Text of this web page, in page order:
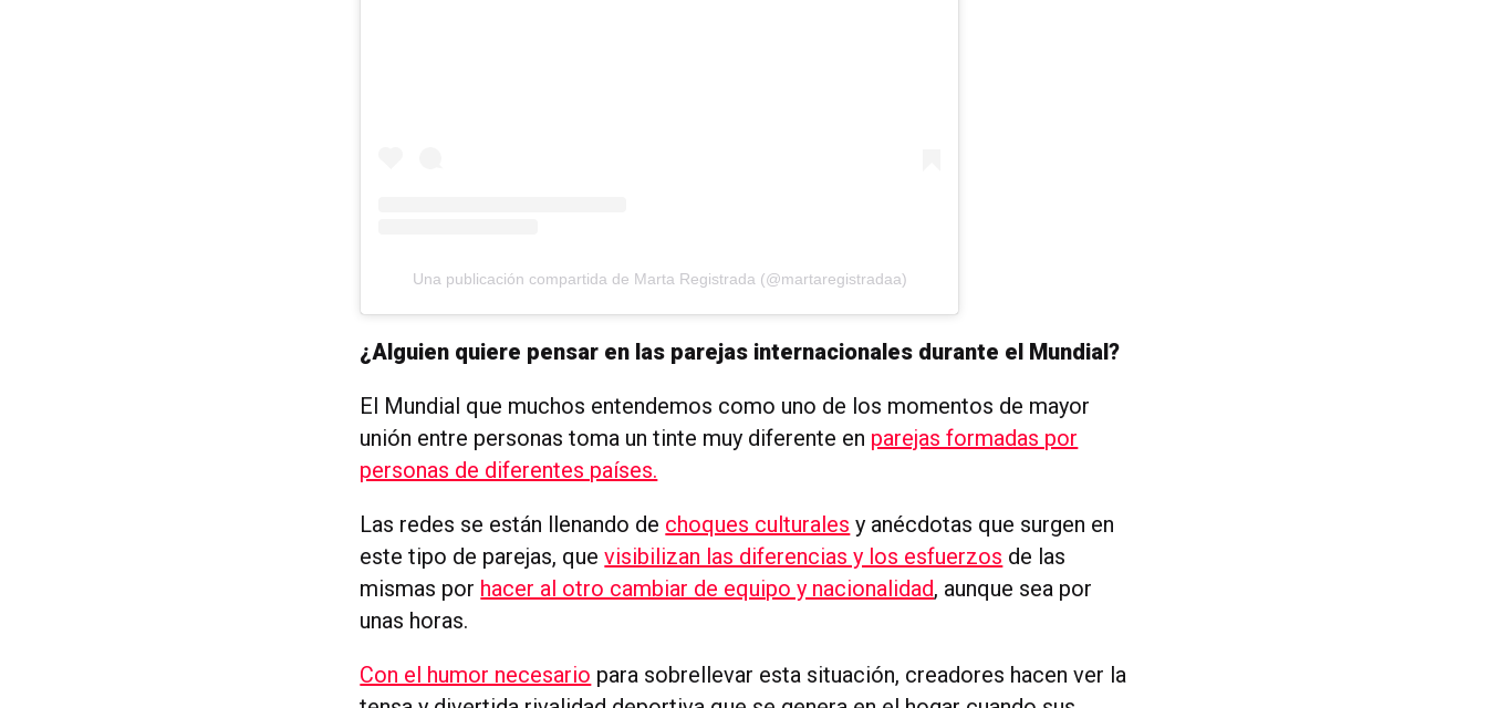
Una publicación compartida de Marta Registrada (@martaregistradaa)
¿Alguien quiere pensar en las parejas internacionales durante el Mundial?
El Mundial que muchos entendemos como uno de los momentos de mayor
unión entre personas toma un tinte muy diferente en parejas formadas por
personas de diferentes países.
Las redes se están llenando de choques culturales y anécdotas que surgen en
este tipo de parejas, quevisibilizan las diferencias y los esfuerzos de las
mismas por hacer al otro cambiar de equipo y nacionalidad, aunque sea por
unas horas.
Con el humor necesario para sobrellevar esta situación, creadores hacen ver la